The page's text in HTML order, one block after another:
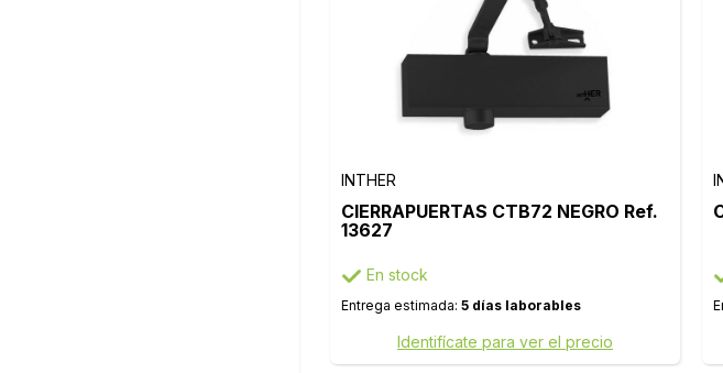
INTHER
CIERRAPUERTAS CTB72 NEGRO Ref.
13627
En stock
Entrega estimada: 5 días laborables
Identifícate para ver el precio